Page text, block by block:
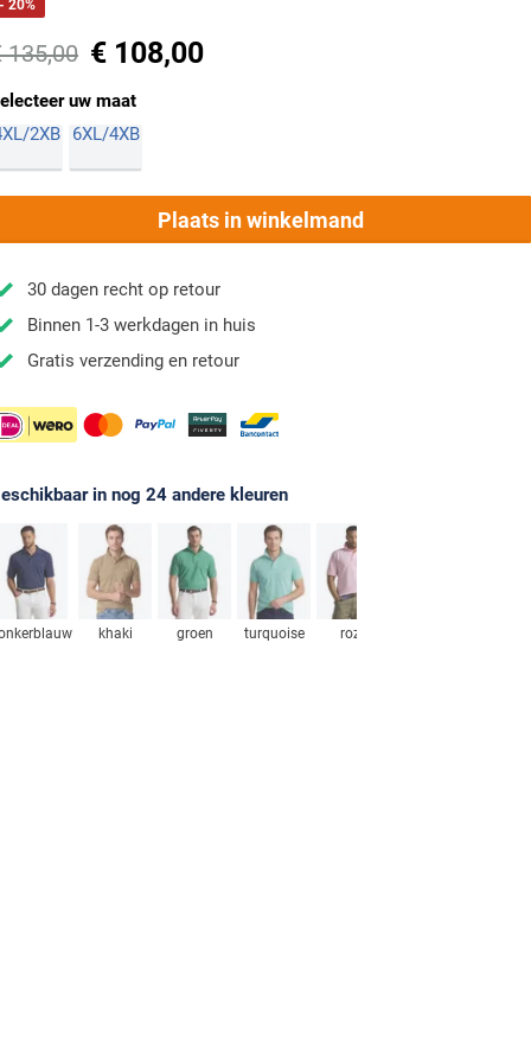
- 20%
135,00 € 108,00
uw maat
2XB
6XL/4XB
Plaats in winkelmand
30 dagen recht op retour
Binnen 1-3 werkdagen in huis
Gratis verzending en retour
in nog 24 andere kleuren
khaki groen turquoise roze